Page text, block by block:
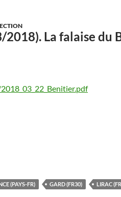
2018). La falaise du
(PAYS-FR) GARD (FR30) LIRAC